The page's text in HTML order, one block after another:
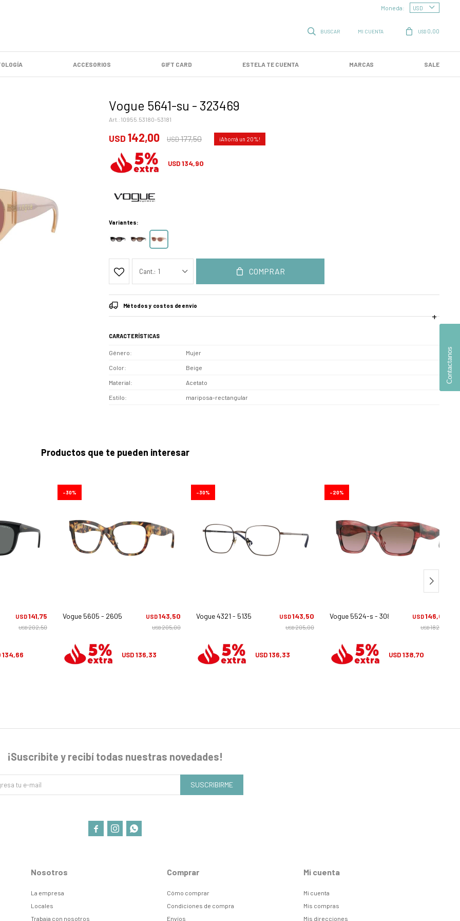
ACCESORIOS GIFT CARD ESTELA TE CUENTA MARCAS SALE
USD 0,00
Moneda:
Vogue 5641-su - 323469
10955.53180-53181
USD 142,00 USD177,50 20
USD134,90
Variantes:
1 COMPRAR
Métodos y costos de envío
CARACTERÍSTICAS
Género Mujer
Color Beige
Material Acetato
Estilo mariposa-rectangular
Productos que te pueden interesar
USD141,75
USD202,50
134,66
Vogue 5605 - 2605 USD143,50
USD205,00
30
USD136,33
Vogue 4321 - 5135 USD143,50
USD205,00
30
USD136,33
Vogue 5524-s - 308914 USD146,00
USD182,50
20
USD138,70
Nosotros
La empresa
Locales
Trabaja con nosotros
Comprar
Cómo comprar
Condiciones de compra
Envíos
Mi cuenta
Mi cuenta
Mis compras
Mis direcciones
¡Suscribite y recibí todas nuestras novedades!
SUSCRIBIRME
  
Contactanos